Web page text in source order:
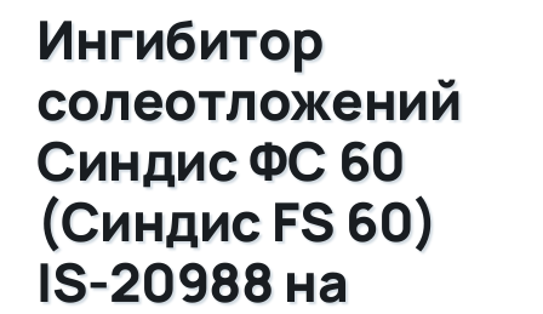
Ингибитор
солеотложений
Синдис ФС 60
(Синдис FS 60)
IS-20988 на